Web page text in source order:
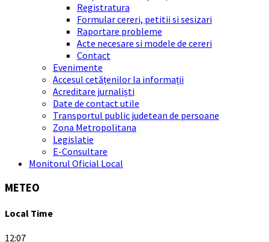
Registratura
Formular cereri, petitii si sesizari
Raportare probleme
Acte necesare si modele de cereri
Contact
Evenimente
Accesul cetățenilor la informații
Acreditare jurnaliști
Date de contact utile
Transportul public judetean de persoane
Zona Metropolitana
Legislatie
E-Consultare
Monitorul Oficial Local
METEO
Local Time
12:07